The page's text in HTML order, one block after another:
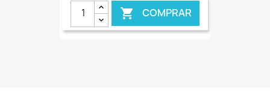
 COMPRAR